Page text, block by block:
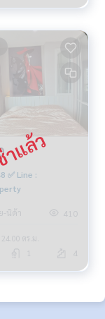
✅ Line :
-นิด้า 410
ตร.ม.
4